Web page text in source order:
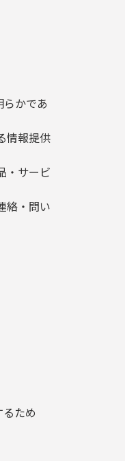
かであ
情報提供
・サービ
絡・問い
ため